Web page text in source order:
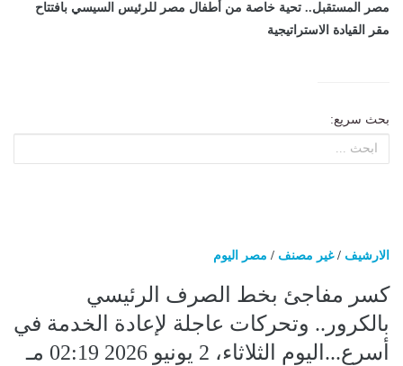
مصر المستقبل.. تحية خاصة من أطفال مصر للرئيس السيسي بافتتاح
مقر القيادة الاستراتيجية
بحث سريع:
الارشيف /غير مصنف / مصر اليوم
كسر مفاجئ بخط الصرف الرئيسي
بالكرور.. وتحركات عاجلة لإعادة الخدمة في
أسرع...اليوم الثلاثاء، 2 يونيو 2026 02:19 مـ